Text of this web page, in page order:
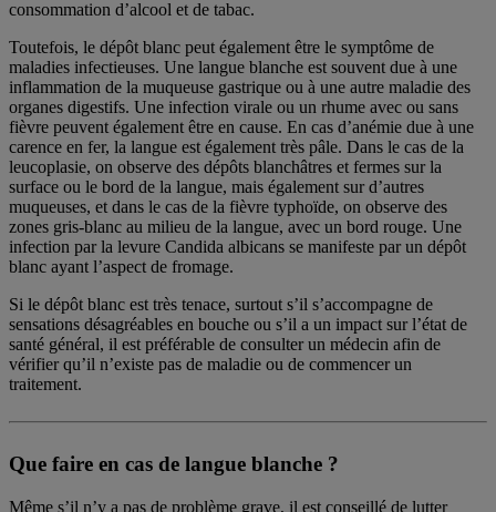
consommation d’alcool et de tabac.
Toutefois, le dépôt blanc peut également être le symptôme de
maladies infectieuses. Une langue blanche est souvent due à une
inflammation de la muqueuse gastrique ou à une autre maladie des
organes digestifs. Une infection virale ou un rhume avec ou sans
fièvre peuvent également être en cause. En cas d’anémie due à une
carence en fer, la langue est également très pâle. Dans le cas de la
leucoplasie, on observe des dépôts blanchâtres et fermes sur la
surface ou le bord de la langue, mais également sur d’autres
muqueuses, et dans le cas de la fièvre typhoïde, on observe des
zones gris-blanc au milieu de la langue, avec un bord rouge. Une
infection par la levure Candida albicans se manifeste par un dépôt
blanc ayant l’aspect de fromage.
Si le dépôt blanc est très tenace, surtout s’il s’accompagne de
sensations désagréables en bouche ou s’il a un impact sur l’état de
santé général, il est préférable de consulter un médecin afin de
vérifier qu’il n’existe pas de maladie ou de commencer un
traitement.
Que faire en cas de langue blanche ?
Même s’il n’y a pas de problème grave, il est conseillé de lutter